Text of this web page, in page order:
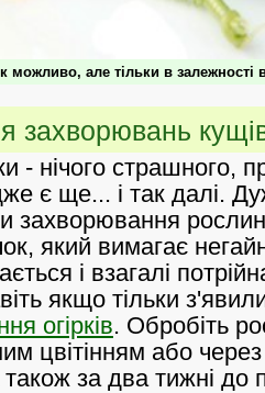
можливо, але тільки в залежності
захворювань
- нічого страшного,
є ще... і так далі.
захворювання
який вимагає
і взагалі
якщо тільки
огірків. Обробіть
цвітінням або через
за два тижні до